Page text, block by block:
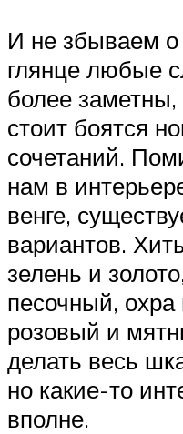
И не збываем о
глянце любые
более
стоит боятся
сочетаний.
нам в
венге,
вариантов.
зелень и
песочный,
розовый и
делать весь
но какие-то
вполне.